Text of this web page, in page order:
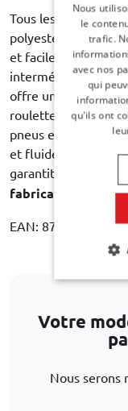
Tous les sacs de
polyester de haute
et facile à nettoyer.
intermédiaire
offre une protection
roulettes est
pneus en
et fluide pendant
garantit
3 ans de
fabrication
EAN:
Votre
Nous serons
Nous
le
trafic.
avec nos
qui
qu'ils ont